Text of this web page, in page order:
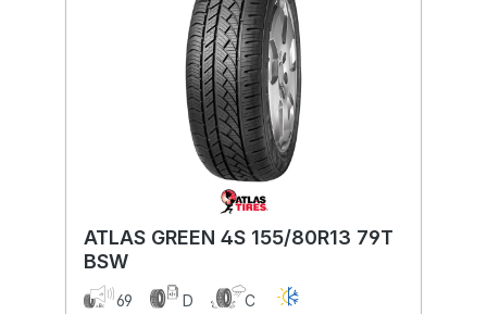
ATLAS GREEN 4S 155/80R13 79T
BSW
69 D
C